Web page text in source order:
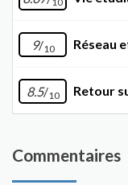
9/10 Réseau
8.5/10 Retour
Commentaires